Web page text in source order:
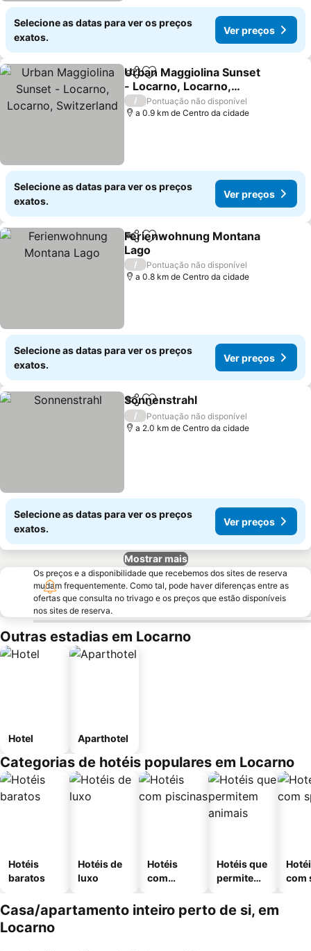
Selecione as datas para ver os preços
exatos.
Ver preços
PartilharAdicionar aos favoritos
Urban Maggiolina Sunset
- Locarno, Locarno,
Switzerland
/
Pontuação não disponível
a 0.9 km de Centro da cidade
Selecione as datas para ver os preços
exatos.
Ver preços
PartilharAdicionar aos favoritos
Ferienwohnung Montana
Lago
/
Pontuação não disponível
a 0.8 km de Centro da cidade
Selecione as datas para ver os preços
exatos.
Ver preços
PartilharAdicionar aos favoritos
Sonnenstrahl
/
Pontuação não disponível
a 2.0 km de Centro da cidade
Selecione as datas para ver os preços
exatos.
Ver preços
Mostrar mais
Os preços e a disponibilidade que recebemos dos sites de reserva
mudam frequentemente. Como tal, pode haver diferenças entre as
ofertas que consulta no trivago e os preços que estão disponíveis
nos sites de reserva.
Outras estadias em Locarno
Hotel Aparthotel
Categorias de hotéis populares em Locarno
Hotéis
baratos
Hotéis de
luxo
Hotéis
com
Hotéis que
permitem
com
Casa/apartamento inteiro perto de si, em
Locarno